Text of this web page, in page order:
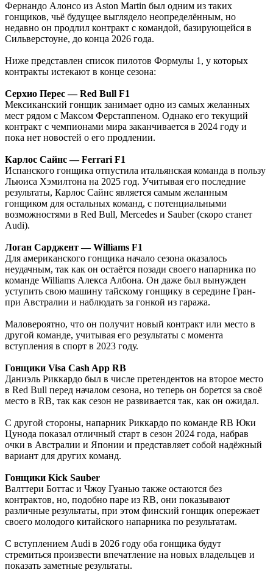
Фернандо Алонсо из Aston Martin был одним из таких
гонщиков, чьё будущее выглядело неопределённым, но
недавно он продлил контракт с командой, базирующейся в
Сильверстоуне, до конца 2026 года.
Ниже представлен список пилотов Формулы 1, у которых
контракты истекают в конце сезона:
Серхио Перес — Red Bull F1
Мексиканский гонщик занимает одно из самых желанных
мест рядом с Максом Ферстаппеном. Однако его текущий
контракт с чемпионами мира заканчивается в 2024 году и
пока нет новостей о его продлении.
Карлос Сайнс — Ferrari F1
Испанского гонщика отпустила итальянская команда в пользу
Льюиса Хэмилтона на 2025 год. Учитывая его последние
результаты, Карлос Сайнс является самым желанным
гонщиком для остальных команд, с потенциальными
возможностями в Red Bull, Mercedes и Sauber (скоро станет
Audi).
Логан Сарджент — Williams F1
Для американского гонщика начало сезона оказалось
неудачным, так как он остаётся позади своего напарника по
команде Williams Алекса Албона. Он даже был вынужден
уступить свою машину тайскому гонщику в середине Гран-
при Австралии и наблюдать за гонкой из гаража.
Маловероятно, что он получит новый контракт или место в
другой команде, учитывая его результаты с момента
вступления в спорт в 2023 году.
Гонщики Visa Cash App RB
Даниэль Риккардо был в числе претендентов на второе место
в Red Bull перед началом сезона, но теперь он борется за своё
место в RB, так как сезон не развивается так, как он ожидал.
С другой стороны, напарник Риккардо по команде RB Юки
Цунода показал отличный старт в сезон 2024 года, набрав
очки в Австралии и Японии и представляет собой надёжный
вариант для других команд.
Гонщики Kick Sauber
Валттери Боттас и Чжоу Гуанью также остаются без
контрактов, но, подобно паре из RB, они показывают
различные результаты, при этом финский гонщик опережает
своего молодого китайского напарника по результатам.
С вступлением Audi в 2026 году оба гонщика будут
стремиться произвести впечатление на новых владельцев и
показать заметные результаты.